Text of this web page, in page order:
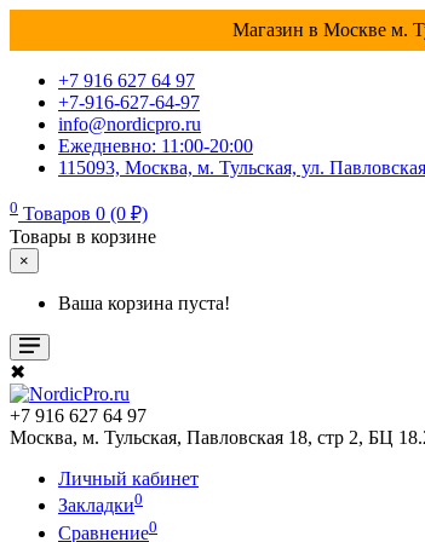
Магазин в Москве м.
+7 916 627 64 97
+7-916-627-64-97
info@nordicpro.ru
Ежедневно: 11:00-20:00
115093, Москва, м. Тульская, ул.
0 Товаров 0 (0 ₽)
Товары в корзине
×
Ваша корзина пуста!
✖
+7 916 627 64 97
Москва, м. Тульская, Павловская 18, стр 2, БЦ
Личный кабинет
Закладки0
Сравнение0